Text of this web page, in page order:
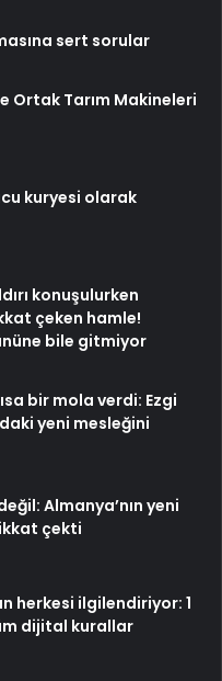
sert sorular
Ortak Tarım Makineleri
kuryesi olarak
konuşulurken
çeken hamle!
bile gitmiyor
bir mola verdi: Ezgi
yeni mesleğini
Almanya’nın yeni
çekti
herkesi ilgilendiriyor: 1
dijital kurallar